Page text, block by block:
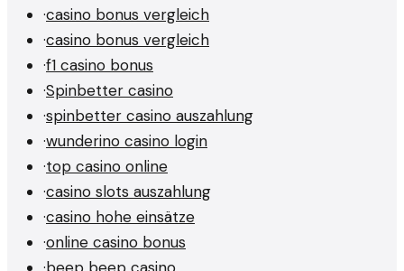
·casino bonus vergleich
·casino bonus vergleich
·f1 casino bonus
·Spinbetter casino
·spinbetter casino auszahlung
·wunderino casino login
·top casino online
·casino slots auszahlung
·casino hohe einsätze
·online casino bonus